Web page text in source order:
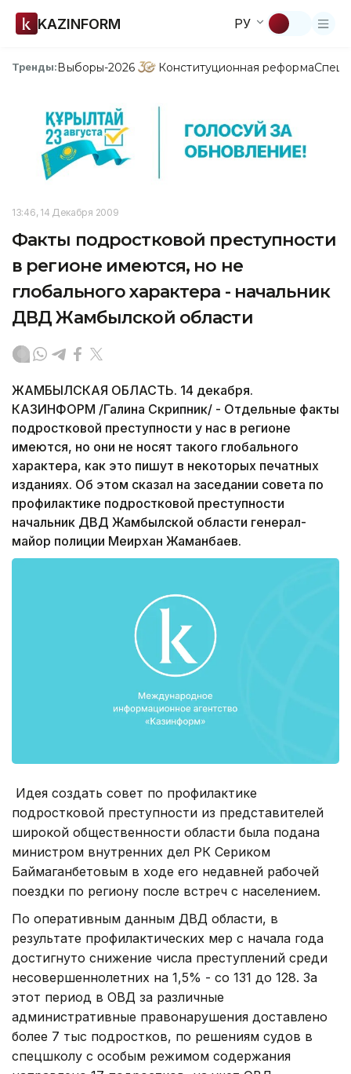
KAZINFORM РУ
Тренды:Выборы-2026 Конституционная реформа
13:46, 14 Декабря 2009
Факты подростковой преступности
в регионе имеются, но не
глобального характера - начальник
ДВД Жамбылской области
ЖАМБЫЛСКАЯ ОБЛАСТЬ. 14 декабря.
КАЗИНФОРМ /Галина Скрипник/ - Отдельные факты
подростковой преступности у нас в регионе
имеются, но они не носят такого глобального
характера, как это пишут в некоторых печатных
изданиях. Об этом сказал на заседании совета по
профилактике подростковой преступности
начальник ДВД Жамбылской области генерал-
майор полиции Меирхан Жаманбаев.
Идея создать совет по профилактике
подростковой преступности из представителей
широкой общественности области была подана
министром внутренних дел РК Сериком
Баймаганбетовым в ходе его недавней рабочей
поездки по региону после встреч с населением.
По оперативным данным ДВД области, в
результате профилактических мер с начала года
достигнуто снижение числа преступлений среди
несовершеннолетних на 1,5% - со 131 до 128. За
этот период в ОВД за различные
административные правонарушения доставлено
более 7 тыс подростков, по решениям судов в
спецшколу с особым режимом содержания